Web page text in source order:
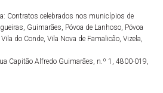
Contratos celebrados nos municípios de
Guimarães, Póvoa de Lanhoso, Póvoa
do Conde, Vila Nova de Famalicão, Vizela,
Capitão Alfredo Guimarães, n.º 1, 4800-019,